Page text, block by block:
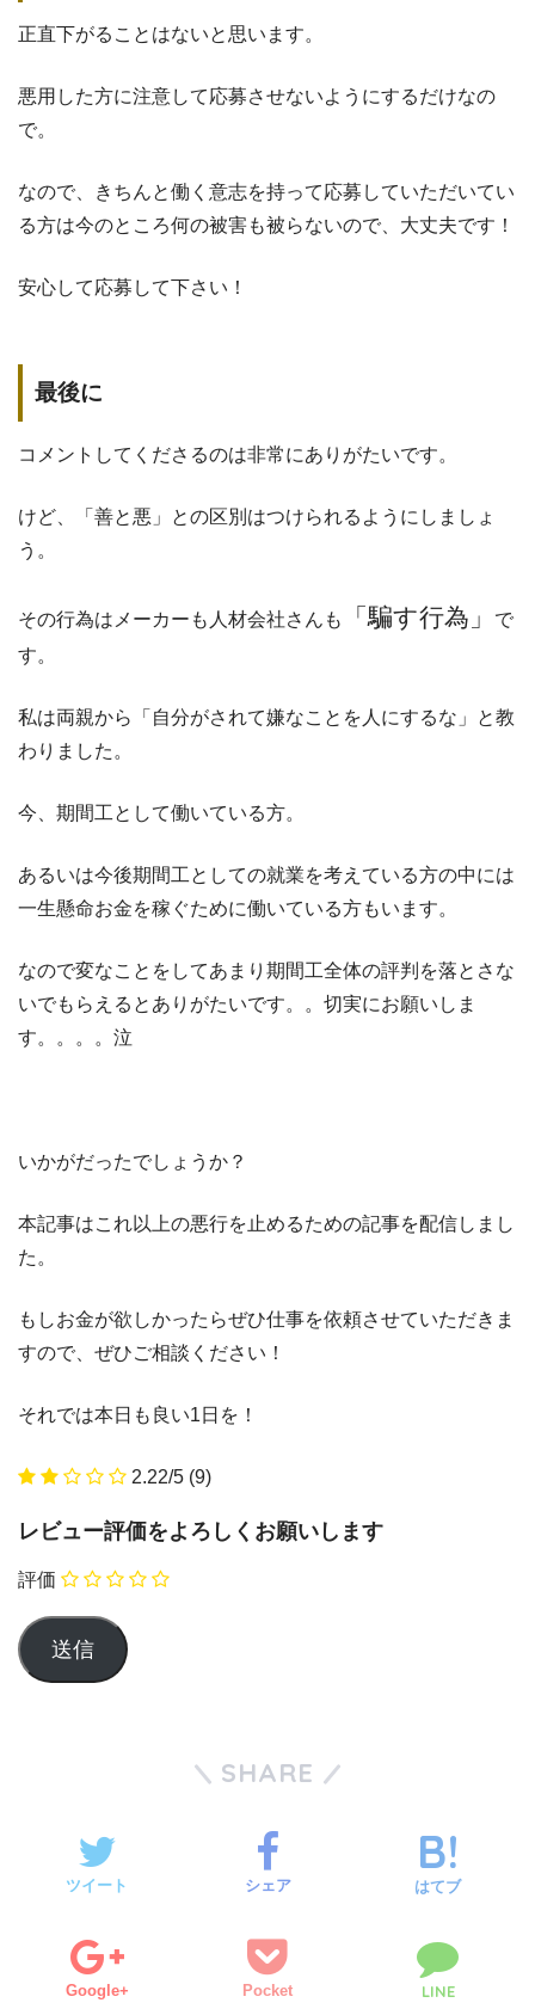
正直下がることはないと思います。
悪用した方に注意して応募させないようにするだけなの
で。
なので、きちんと働く意志を持って応募していただいてい
る方は今のところ何の被害も被らないので、大丈夫です！
安心して応募して下さい！
最後に
コメントしてくださるのは非常にありがたいです。
けど、「善と悪」との区別はつけられるようにしましょ
う。
その行為はメーカーも人材会社さんも 「騙す行為」
で
す。
私は両親から「自分がされて嫌なことを人にするな」と教
わりました。
今、期間工として働いている方。
あるいは今後期間工としての就業を考えている方の中には
一生懸命お金を稼ぐために働いている方もいます。
なので変なことをしてあまり期間工全体の評判を落とさな
いでもらえるとありがたいです。。切実にお願いしま
す。。。。泣
いかがだったでしょうか？
本記事はこれ以上の悪行を止めるための記事を配信しまし
た。
もしお金が欲しかったらぜひ仕事を依頼させていただきま
すので、ぜひご相談ください！
それでは本日も良い1日を！
2.22/5 (9)
レビュー評価をよろしくお願いします
評価
SHARE
ツイート シェア はてブ
Google+ Pocket LINE